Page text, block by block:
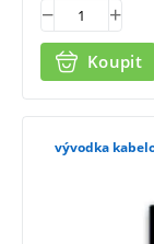
Koupit
vývodka